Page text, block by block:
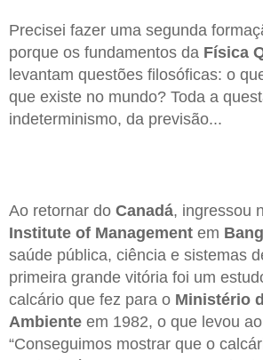
Precisei fazer uma segunda
porque os fundamentos da Física
levantam questões filosóficas: o
que existe no mundo? Toda a
indeterminismo, da previsão...
Ao retornar do Canadá, ingressou
Institute of Management em
saúde pública, ciência e sistemas
primeira grande vitória foi um
calcário que fez para o Ministério
Ambiente em 1982, o que levou
“Conseguimos mostrar que o